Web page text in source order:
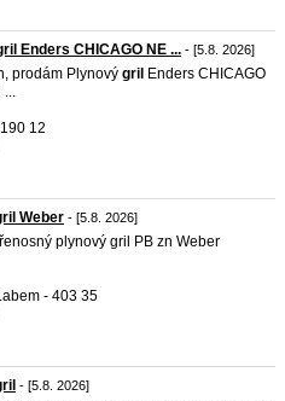
Enders CHICAGO NE ... - [5.8. 2026]
prodám Plynový gril Enders CHICAGO
...
12
Weber - [5.8. 2026]
plynový gril PB zn Weber
- 403 35
- [5.8. 2026]